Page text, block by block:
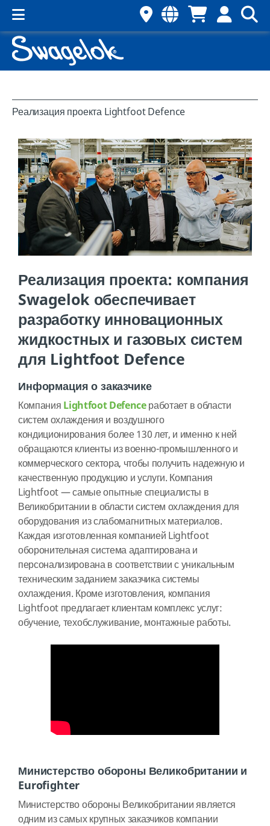
Реализация проекта Lightfoot Defence
Реализация проекта: компания
Swagelok обеспечивает
разработку инновационных
жидкостных и газовых систем
для Lightfoot Defence
Информация о заказчике
Компания Lightfoot Defenceработает в области
систем охлаждения и воздушного
кондиционирования более 130 лет, и именно к ней
обращаются клиенты из военно-промышленного и
коммерческого сектора, чтобы получить надежную и
качественную продукцию и услуги. Компания
Lightfoot — самые опытные специалисты в
Великобритании в области систем охлаждения для
оборудования из слабомагнитных материалов.
Каждая изготовленная компанией Lightfoot
оборонительная система адаптирована и
персонализирована в соответствии с уникальным
техническим заданием заказчика системы
охлаждения. Кроме изготовления, компания
Lightfoot предлагает клиентам комплекс услуг:
обучение, техобслуживание, монтажные работы.
Министерство обороны Великобритании и
Eurofighter
Министерство обороны Великобритании является
одним из самых крупных заказчиков компании